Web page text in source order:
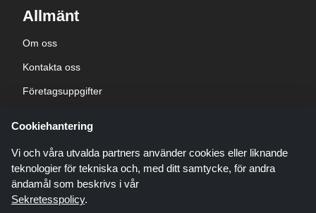
Allmänt
Om oss
Kontakta oss
Företagsuppgifter
Cookiehantering
Vi och våra utvalda partners använder cookies eller liknande
teknologier för tekniska och, med ditt samtycke, för andra
ändamål som beskrivs i vår
Sekretesspolicy.